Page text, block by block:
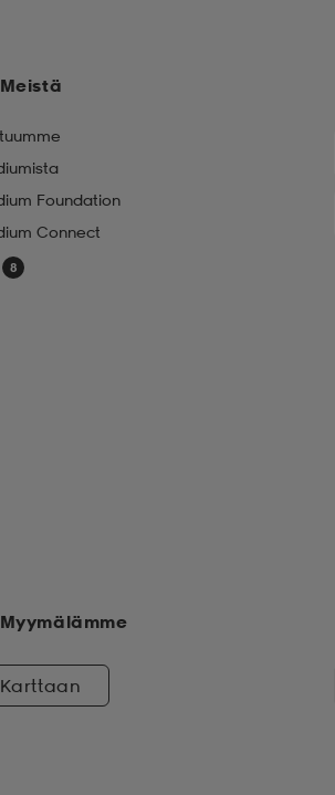
Meistä
Foundation
Connect
Myymälämme
Karttaan